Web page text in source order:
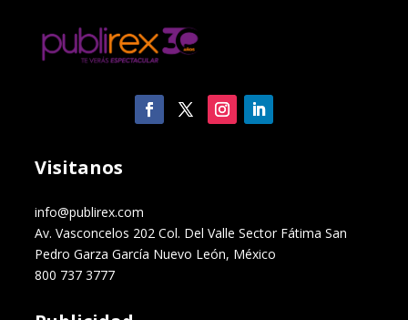
Visitanos
info@publirex.com
Av. Vasconcelos 202 Col. Del Valle Sector Fátima San
Pedro Garza García Nuevo León, México
800 737 3777